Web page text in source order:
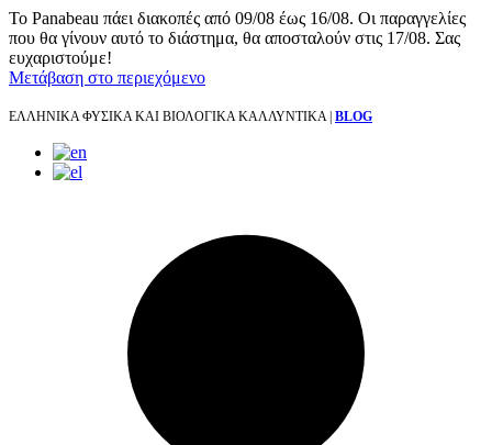
Το Panabeau πάει διακοπές από 09/08 έως 16/08. Οι παραγγελίες
που θα γίνουν αυτό το διάστημα, θα αποσταλούν στις 17/08. Σας
ευχαριστούμε!
Μετάβαση στο περιεχόμενο
ΕΛΛΗΝΙΚΑ ΦΥΣΙΚΑ ΚΑΙ ΒΙΟΛΟΓΙΚΑ ΚΑΛΛΥΝΤΙΚΑ | BLOG